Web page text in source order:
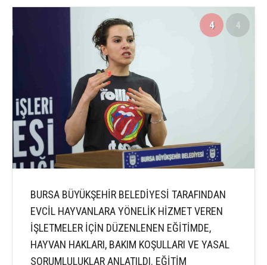
4 4
BURSA BÜYÜKŞEHİR BELEDİYESİ TARAFINDAN
EVCİL HAYVANLARA YÖNELİK HİZMET VEREN
İŞLETMELER İÇİN DÜZENLENEN EĞİTİMDE,
HAYVAN HAKLARI, BAKIM KOŞULLARI VE YASAL
SORUMLULUKLAR ANLATILDI. EĞİTİM